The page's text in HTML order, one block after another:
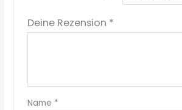
Deine Rezension *
Name *